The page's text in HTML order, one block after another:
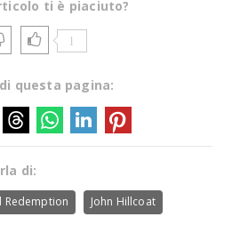
ti è piaciuto?
1
questa pagina:
di:
Redemption John Hillcoat